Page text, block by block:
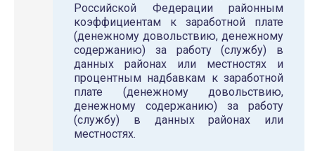
Российской Федерации районным
коэффициентам к заработной плате
(денежному довольствию, денежному
содержанию) за работу (службу) в
данных районах или местностях и
процентным надбавкам к заработной
плате (денежному довольствию,
денежному содержанию) за работу
(службу) в данных районах или
местностях.